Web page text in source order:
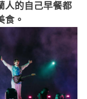
人的自己早餐都
食。